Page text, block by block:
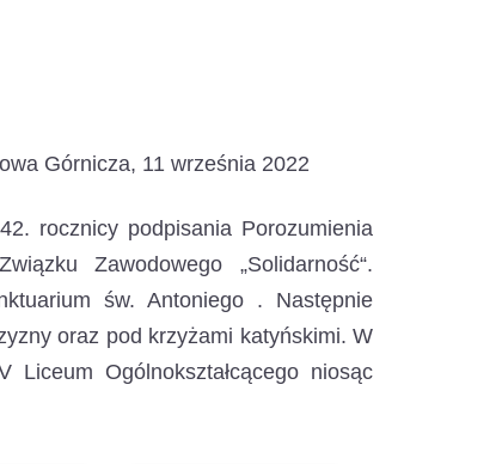
Górnicza, 11 września 2022
rocznicy podpisania Porozumienia
Zawodowego „Solidarność“.
św. Antoniego . Następnie
oraz pod krzyżami katyńskimi. W
Ogólnokształcącego niosąc